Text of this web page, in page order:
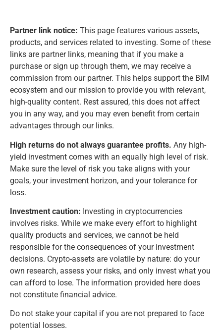
Partner link notice: This page features various assets,
products, and services related to investing. Some of these
links are partner links, meaning that if you make a
purchase or sign up through them, we may receive a
commission from our partner. This helps support the BIM
ecosystem and our mission to provide you with relevant,
high-quality content. Rest assured, this does not affect
you in any way, and you may even benefit from certain
advantages through our links.
High returns do not always guarantee profits. Any high-
yield investment comes with an equally high level of risk.
Make sure the level of risk you take aligns with your
goals, your investment horizon, and your tolerance for
loss.
Investment caution: Investing in cryptocurrencies
involves risks. While we make every effort to highlight
quality products and services, we cannot be held
responsible for the consequences of your investment
decisions. Crypto-assets are volatile by nature: do your
own research, assess your risks, and only invest what you
can afford to lose. The information provided here does
not constitute financial advice.
Do not stake your capital if you are not prepared to face
potential losses.